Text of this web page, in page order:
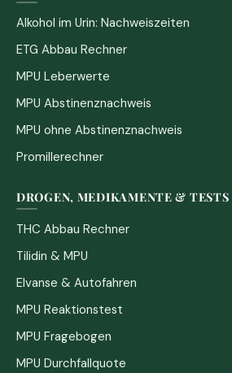
Alkohol im Urin: Nachweiszeiten
ETG Abbau Rechner
MPU Leberwerte
MPU Abstinenznachweis
MPU ohne Abstinenznachweis
Promillerechner
DROGEN, MEDIKAMENTE & TESTS
THC Abbau Rechner
Tilidin & MPU
Elvanse & Autofahren
MPU Reaktionstest
MPU Fragebogen
MPU Durchfallquote